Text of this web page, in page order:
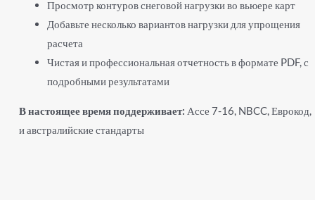
Просмотр контуров снеговой нагрузки во вьюере карт
Добавьте несколько вариантов нагрузки для упрощения
расчета
Чистая и профессиональная отчетность в формате PDF, с
подробными результатами
В настоящее время поддерживает: Ассе 7-16, NBCC, Еврокод,
и австралийские стандарты